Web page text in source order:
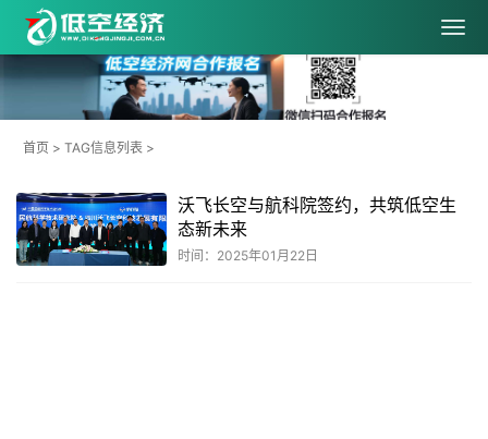
首页 > TAG信息列表 >
沃飞长空与航科院签约，共筑低空生
态新未来
时间：2025年01月22日